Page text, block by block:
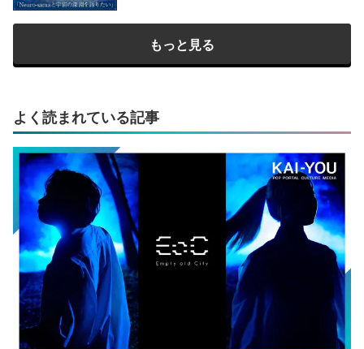
もっと見る
よく読まれている記事